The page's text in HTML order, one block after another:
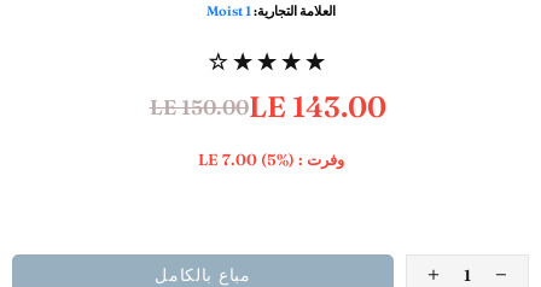
العلامة التجارية: Moist 1
LE 150.00LE 143.00
وفرت : LE 7.00(5%)
مباع بالكامل